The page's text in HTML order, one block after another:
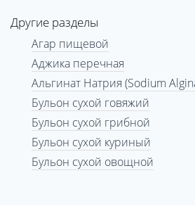
Другие разделы
Агар пищевой
Аджика перечная
Альгинат Натрия (Sodium
Бульон сухой говяжий
Бульон сухой грибной
Бульон сухой куриный
Бульон сухой овощной